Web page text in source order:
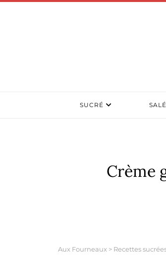
SUCRÉ SALÉ
Crème
Aux Fourneaux > Recettes